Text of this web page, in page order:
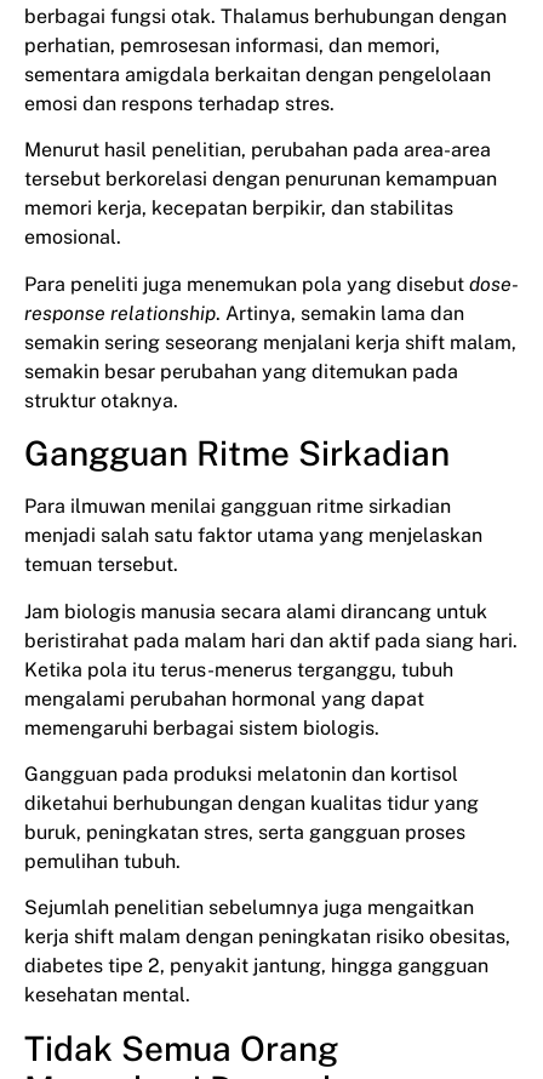
berbagai fungsi otak. Thalamus berhubungan dengan
perhatian, pemrosesan informasi, dan memori,
sementara amigdala berkaitan dengan pengelolaan
emosi dan respons terhadap stres.
Menurut hasil penelitian, perubahan pada area-area
tersebut berkorelasi dengan penurunan kemampuan
memori kerja, kecepatan berpikir, dan stabilitas
emosional.
Para peneliti juga menemukan pola yang disebut dose-
response relationship. Artinya, semakin lama dan
semakin sering seseorang menjalani kerja shift malam,
semakin besar perubahan yang ditemukan pada
struktur otaknya.
Gangguan Ritme Sirkadian
Para ilmuwan menilai gangguan ritme sirkadian
menjadi salah satu faktor utama yang menjelaskan
temuan tersebut.
Jam biologis manusia secara alami dirancang untuk
beristirahat pada malam hari dan aktif pada siang hari.
Ketika pola itu terus-menerus terganggu, tubuh
mengalami perubahan hormonal yang dapat
memengaruhi berbagai sistem biologis.
Gangguan pada produksi melatonin dan kortisol
diketahui berhubungan dengan kualitas tidur yang
buruk, peningkatan stres, serta gangguan proses
pemulihan tubuh.
Sejumlah penelitian sebelumnya juga mengaitkan
kerja shift malam dengan peningkatan risiko obesitas,
diabetes tipe 2, penyakit jantung, hingga gangguan
kesehatan mental.
Tidak Semua Orang